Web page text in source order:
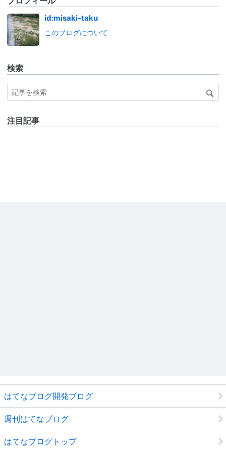
id:misaki-taku
このブログについて
検索
注目記事
はてなブログ開発ブログ
週刊はてなブログ
はてなブログトップ